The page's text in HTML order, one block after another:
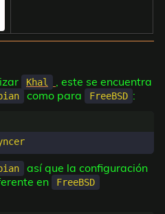
Khal
, este se encuentra
como para FreeBSD :
así que la configuración
en
FreeBSD